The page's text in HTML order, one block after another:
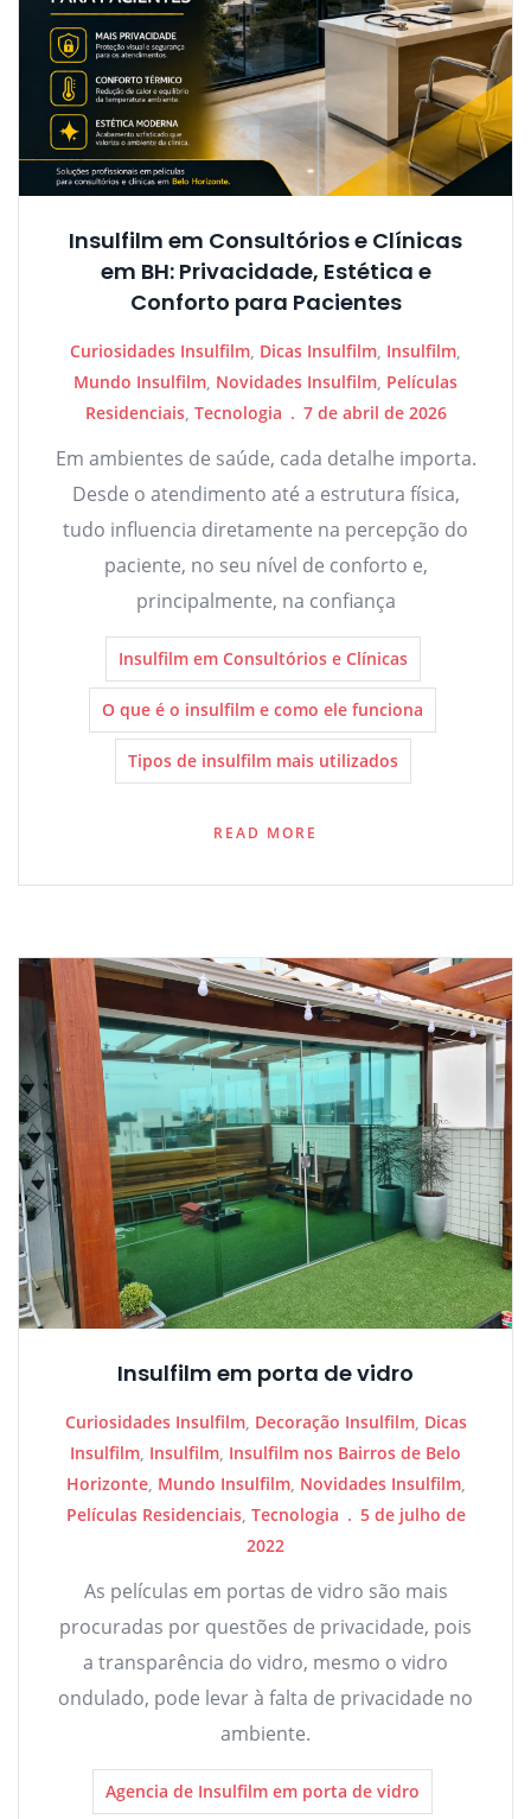
Insulfilm em Consultórios e Clínicas
em BH: Privacidade, Estética e
Conforto para Pacientes
Curiosidades Insulfilm Dicas Insulfilm Insulfilm
Mundo Insulfilm Novidades Insulfilm Películas
Residenciais, Tecnologia 7 de abril de 2026
Em ambientes de saúde, cada detalhe importa.
Desde o atendimento até a estrutura física,
tudo influencia diretamente na percepção do
paciente, no seu nível de conforto e,
principalmente, na confiança
Insulfilm em Consultórios e Clínicas
O que é o insulfilm e como ele funciona
Tipos de insulfilm mais utilizados
READ MORE
Insulfilm em porta de vidro
Curiosidades Insulfilm, Decoração Insulfilm, Dicas
Insulfilm Insulfilm Insulfilm nos Bairros de Belo
Horizonte, Mundo Insulfilm, Novidades Insulfilm,
Películas Residenciais, Tecnologia
5 de julho de
2022
As películas em portas de vidro são mais
procuradas por questões de privacidade, pois
a transparência do vidro, mesmo o vidro
ondulado, pode levar à falta de privacidade no
ambiente.
Agencia de Insulfilm em porta de vidro